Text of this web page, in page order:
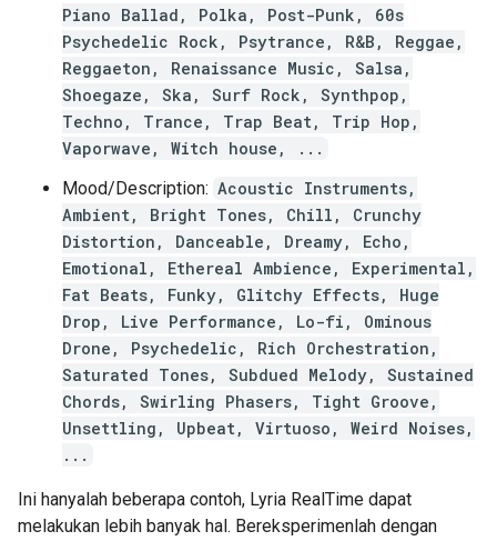
Piano Ballad, Polka, Post-Punk, 60s
Psychedelic Rock, Psytrance, R&B, Reggae,
Reggaeton, Renaissance Music, Salsa,
Shoegaze, Ska, Surf Rock, Synthpop,
Techno, Trance, Trap Beat, Trip Hop,
Vaporwave, Witch house, ...
Mood/Description: Acoustic Instruments,
Ambient, Bright Tones, Chill, Crunchy
Distortion, Danceable, Dreamy, Echo,
Emotional, Ethereal Ambience, Experimental,
Fat Beats, Funky, Glitchy Effects, Huge
Drop, Live Performance, Lo-fi, Ominous
Drone, Psychedelic, Rich Orchestration,
Saturated Tones, Subdued Melody, Sustained
Chords, Swirling Phasers, Tight Groove,
Unsettling, Upbeat, Virtuoso, Weird Noises,
...
Ini hanyalah beberapa contoh, Lyria RealTime dapat
melakukan lebih banyak hal. Bereksperimenlah dengan